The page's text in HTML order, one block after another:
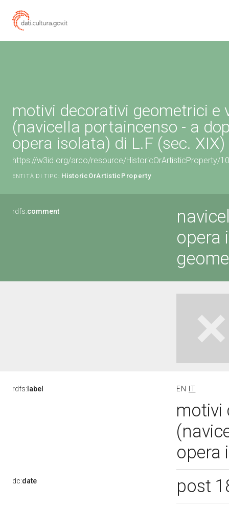
motivi decorativi geometrici e
(navicella portaincenso - a
opera isolata) di L.F (sec. XIX)
https://w3id.org/arco/resource/HistoricOrArtisticProperty/
ENTITÀ DI TIPO: HistoricOrArtisticProperty
rdfs:comment
opera
rdfs: label EN IT
motivi
opera
dc:date post